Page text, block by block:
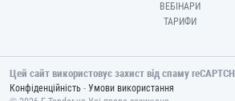
ВЕБІНАРИ
ТАРИФИ
Цей сайт використовує захист від спаму
Конфіденційність - Умови використання